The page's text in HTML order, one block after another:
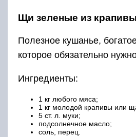
Щи зеленые из
Полезное кушанье,
которое обязательно
Ингредиенты:
1 кг любого мяса;
1 кг молодой крапивы или
5 ст. л. муки;
подсолнечное масло;
соль, перец.